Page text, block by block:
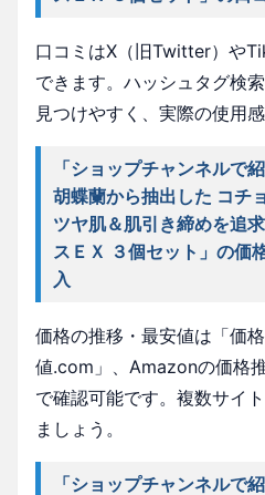
口コミはX（旧Twitter）や
できます。ハッシュタグ検
見つけやすく、実際の使用
「ショップチャンネル
胡蝶蘭から抽出した コチ
ツヤ肌＆肌引き締めを追
スＥＸ ３個セット」の価
入
価格の推移・最安値は「価
値.com」、Amazonの価格
で確認可能です。複数サイ
ましょう。
「ショップチャンネル